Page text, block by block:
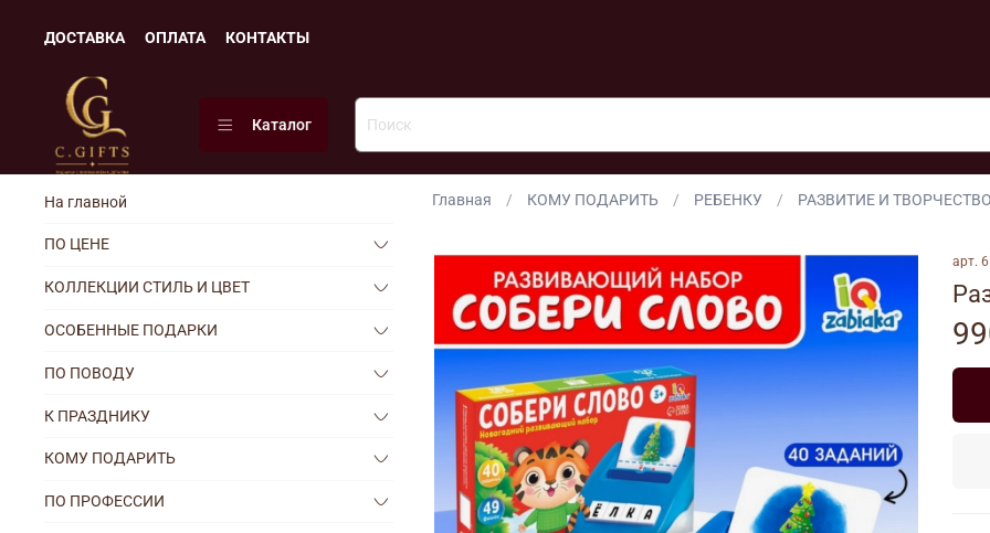
ДОСТАВКА ОПЛАТА КОНТАКТЫ
Каталог
Главная КОМУ ПОДАРИТЬ РЕБЕНКУ РАЗВИТИЕ И ТВОРЧЕСТВО
арт.
На главной
ПО ЦЕНЕ
КОЛЛЕКЦИИ СТИЛЬ И ЦВЕТ
ОСОБЕННЫЕ ПОДАРКИ
ПО ПОВОДУ
К ПРАЗДНИКУ
КОМУ ПОДАРИТЬ
ПО ПРОФЕССИИ